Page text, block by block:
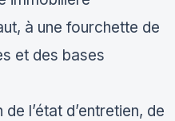
à une fourchette de
et des bases
l’état d’entretien, de